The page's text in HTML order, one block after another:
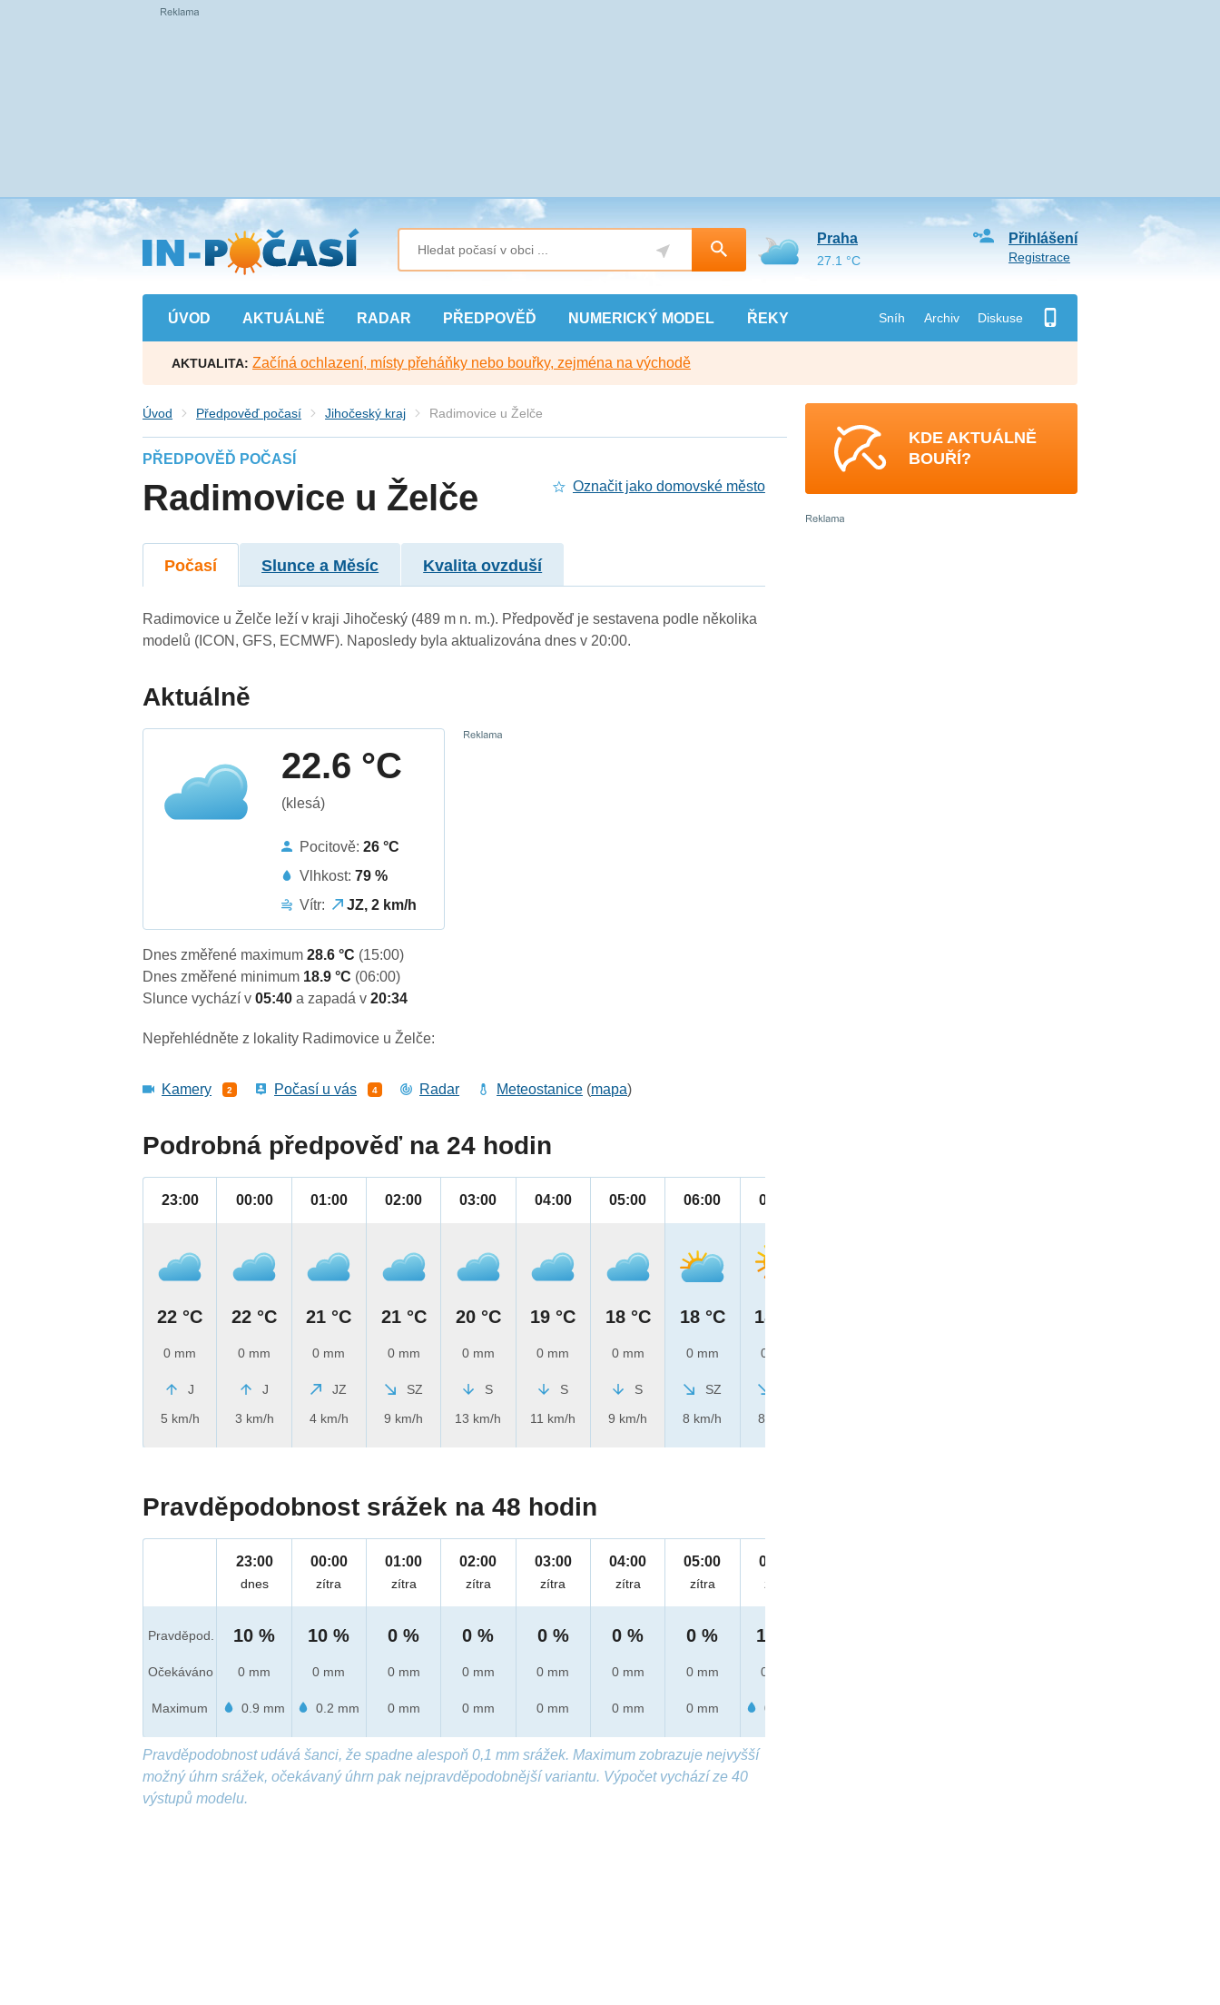
Přejít
na
hlavní
obsah
ÚVOD AKTUÁLNĚ RADAR PŘEDPOVĚĎ NUMERICKÝ MODEL ŘEKY Sníh Archiv Diskuse
Přihlášení
Registrace
Praha
27.1 °C
AKTUALITA: Začíná ochlazení, místy přeháňky nebo bouřky, zejména na východě
Úvod Předpověď počasí Jihočeský kraj Radimovice u Želče
PŘEDPOVĚĎ POČASÍ
Radimovice u Želče Označit jako domovské město
Počasí Slunce a Měsíc Kvalita ovzduší
Radimovice u Želče leží v kraji Jihočeský (489 m n. m.). Předpověď je sestavena podle několika
modelů (ICON, GFS, ECMWF). Naposledy byla aktualizována dnes v 20:00.
Aktuálně
22.6 °C
(klesá)
Pocitově:26 °C
Vlhkost:79 %
Vítr:
JZ, 2 km/h
Dnes změřené maximum28.6 °C (15:00)
Dnes změřené minimum 18.9 °C (06:00)
Slunce vychází v05:40a zapadá v20:34
Nepřehlédněte z lokality Radimovice u Želče:
Kamery 2 Počasí u vás 4 Radar Meteostanice (mapa)
Podrobná předpověď na 24 hodin
23:00
22 °C
0 mm
J
5 km/h
00:00
22 °C
0 mm
J
3 km/h
01:00
21 °C
0 mm
JZ
4 km/h
02:00
21 °C
0 mm
SZ
9 km/h
03:00
20 °C
0 mm
S
13 km/h
04:00
19 °C
0 mm
S
11 km/h
05:00
18 °C
0 mm
S
9 km/h
06:00
18 °C
0 mm
SZ
8 km/h
07:00
18 °C
0 mm
8 km/h
Pravděpodobnost srážek na 48 hodin
Pravděpod.
Očekáváno
Maximum
23:00
dnes
10 %
0 mm
0.9 mm
00:00
zítra
10 %
0 mm
0.2 mm
01:00
zítra
0 %
0 mm
0 mm
02:00
zítra
0 %
0 mm
0 mm
03:00
zítra
0 %
0 mm
0 mm
04:00
zítra
0 %
0 mm
0 mm
05:00
zítra
0 %
0 mm
0 mm
06:00
zítra
10 %
0 mm
0.3 mm
Pravděpodobnost udává šanci, že spadne alespoň 0,1 mm srážek. Maximum zobrazuje nejvyšší
možný úhrn srážek, očekávaný úhrn pak nejpravděpodobnější variantu. Výpočet vychází ze 40
výstupů modelu.
KDE AKTUÁLNĚ
BOUŘÍ?